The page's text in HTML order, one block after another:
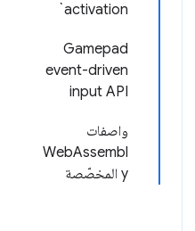
activation`
Gamepad
event-driven
input API
واصفات
WebAssembl
y المخصّصة